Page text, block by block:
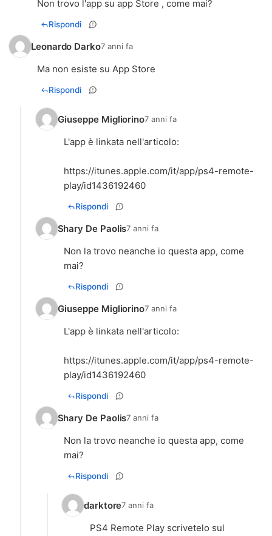
Non trovo l'app su app Store , come mai?
Rispondi
Leonardo Darko7 anni fa
Ma non esiste su App Store
Rispondi
Giuseppe Migliorino7 anni fa
L'app è linkata nell'articolo:
https://itunes.apple.com/it/app/ps4-remote-
play/id1436192460
Rispondi
Shary De Paolis7 anni fa
Non la trovo neanche io questa app, come
mai?
Rispondi
Giuseppe Migliorino7 anni fa
L'app è linkata nell'articolo:
https://itunes.apple.com/it/app/ps4-remote-
play/id1436192460
Rispondi
Shary De Paolis7 anni fa
Non la trovo neanche io questa app, come
mai?
Rispondi
darktore7 anni fa
PS4 Remote Play scrivetelo sul